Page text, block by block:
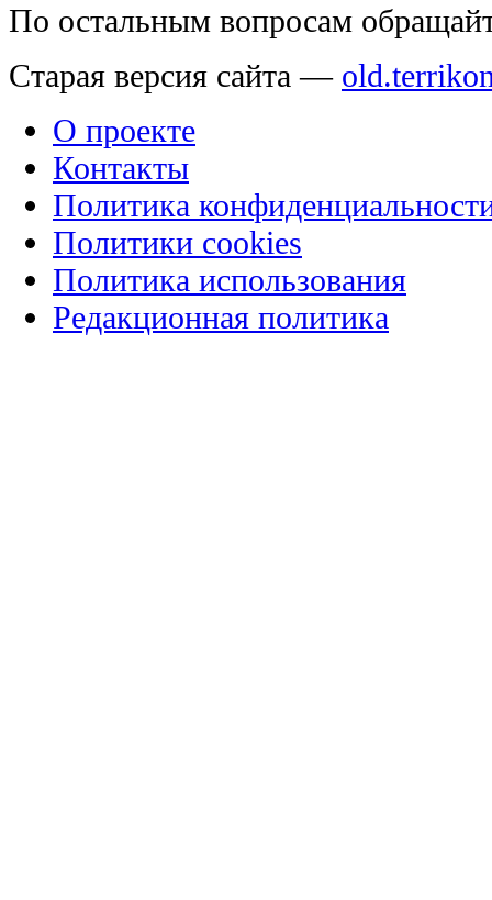
По остальным вопросам
Старая версия сайта —
О проекте
Контакты
Политика
Политики cookies
Политика использования
Редакционная политика